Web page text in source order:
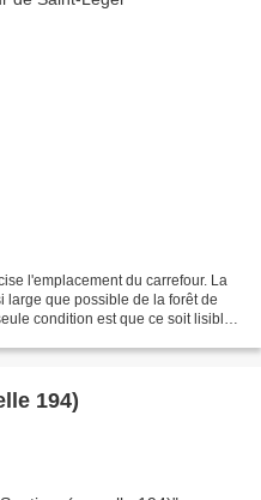
l'emplacement du carrefour. La
large que possible de la forêt de
condition est que ce soit lisible.
194)